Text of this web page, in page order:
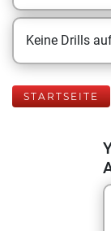
Keine Drills
STARTSEITE